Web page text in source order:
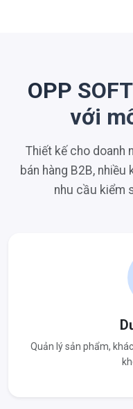
OPP
với
Thiết kế cho doanh
bán hàng B2B, nhiều
nhu cầu kiểm
Quản lý sản phẩm,